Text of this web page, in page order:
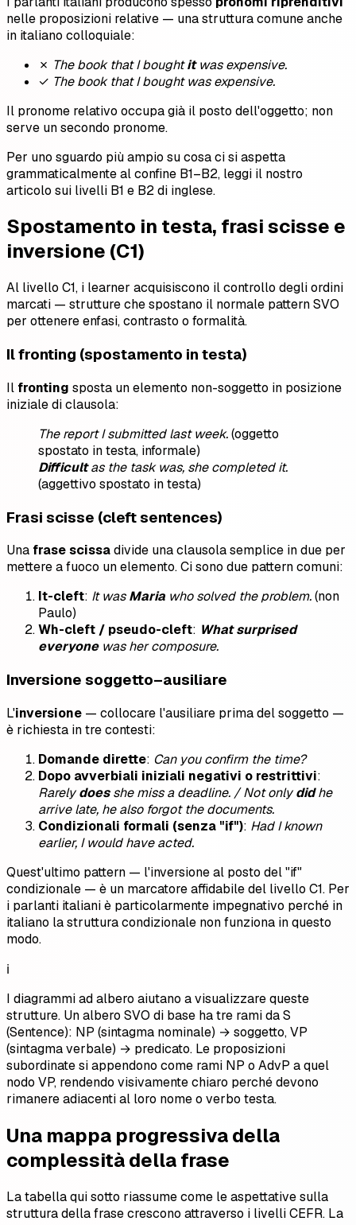
nelle proposizioni relative — una struttura comune anche
in italiano colloquiale:
✗ The book that I boughtitwas expensive.
✓ The book that I bought was expensive.
Il pronome relativo occupa già il posto dell'oggetto; non
serve un secondo pronome.
Per uno sguardo più ampio su cosa ci si aspetta
grammaticalmente al confine B1–B2, leggi il nostro
articolo sui livelli B1 e B2 di inglese.
Spostamento in testa, frasi scisse e
inversione (C1)
Al livello C1, i learner acquisiscono il controllo degli ordini
marcati — strutture che spostano il normale pattern SVO
per ottenere enfasi, contrasto o formalità.
Il fronting (spostamento in testa)
Il fronting sposta un elemento non-soggetto in posizione
iniziale di clausola:
The report I submitted last week.(oggetto
spostato in testa, informale)
Difficultas the task was, she completed it.
(aggettivo spostato in testa)
Frasi scisse (cleft sentences)
Una frase scissadivide una clausola semplice in due per
mettere a fuoco un elemento. Ci sono due pattern comuni:
It-cleft: It wasMaria who solved the problem.(non
Paulo)
Wh-cleft / pseudo-cleft: What surprised
everyonewas her composure.
Inversione soggetto–ausiliare
L'inversione — collocare l'ausiliare prima del soggetto —
è richiesta in tre contesti:
Domande dirette: Can you confirm the time?
Dopo avverbiali iniziali negativi o restrittivi:
Rarelydoesshe miss a deadline. / Not onlydidhe
arrive late, he also forgot the documents.
Condizionali formali (senza "if"): Had I known
earlier, I would have acted.
Quest'ultimo pattern — l'inversione al posto del "if"
condizionale — è un marcatore affidabile del livello C1. Per
i parlanti italiani è particolarmente impegnativo perché in
italiano la struttura condizionale non funziona in questo
modo.
ℹ️
I diagrammi ad albero aiutano a visualizzare queste
strutture. Un albero SVO di base ha tre rami da S
(Sentence): NP (sintagma nominale) → soggetto, VP
(sintagma verbale) → predicato. Le proposizioni
subordinate si appendono come rami NP o AdvP a quel
nodo VP, rendendo visivamente chiaro perché devono
rimanere adiacenti al loro nome o verbo testa.
Una mappa progressiva della
complessità della frase
La tabella qui sotto riassume come le aspettative sulla
struttura della frase crescono attraverso i livelli CEFR. La